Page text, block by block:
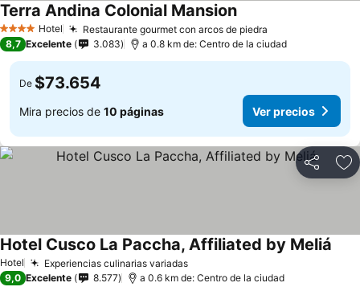
4 EstrellasHotel Restaurante gourmet con arcos de piedra
Terra Andina Colonial Mansion
8,7 Excelente 3.083 a 0.8 km de: Centro de la ciudad
De $73.654
Mira precios de 10 páginas Ver precios
Compartir
Hotel Experiencias culinarias variadas
Hotel Cusco La Paccha, Affiliated by Meliá
9,0 Excelente 8.577 a 0.6 km de: Centro de la ciudad